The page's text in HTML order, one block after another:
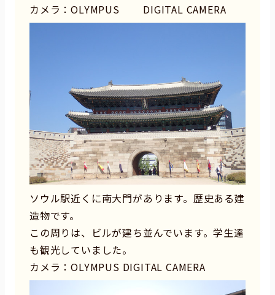
カメラ：OLYMPUS DIGITAL CAMERA
ソウル駅近くに南大門があります。歴史ある建
造物です。
この周りは、ビルが建ち並んでいます。学生達
も観光していました。
カメラ：OLYMPUS DIGITAL CAMERA